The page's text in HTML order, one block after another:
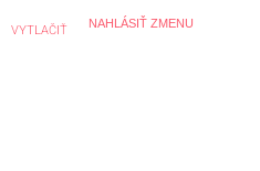
VYTLAČIŤ